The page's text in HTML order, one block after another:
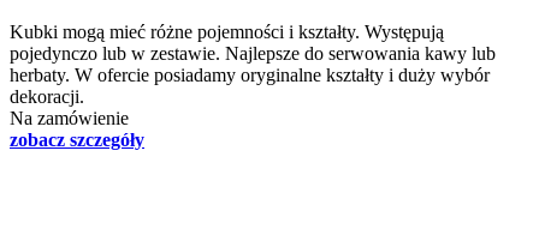
Kubki mogą mieć różne pojemności i kształty. Występują
pojedynczo lub w zestawie. Najlepsze do serwowania kawy lub
herbaty. W ofercie posiadamy oryginalne kształty i duży wybór
dekoracji.
Na zamówienie
zobacz szczegóły